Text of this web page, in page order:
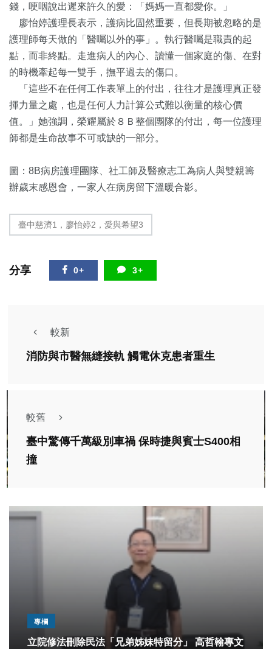
錢，哽咽說出遲來許久的愛：「媽媽一直都愛你。」
廖怡婷護理長表示，護病比固然重要，但長期被忽略的是
護理師每天做的「醫囑以外的事」。執行醫囑是職責的起
點，而非終點。走進病人的內心、讀懂一個家庭的傷、在對
的時機牽起每一雙手，撫平過去的傷口。
「這些不在任何工作表單上的付出，往往才是護理真正發
揮力量之處，也是任何人力計算公式難以衡量的核心價
值。」她強調，榮耀屬於８Ｂ整個團隊的付出，每一位護理
師都是生命故事不可或缺的一部分。
圖：8B病房護理團隊、社工師及醫療志工為病人與雙親籌
辦歲末感恩會，一家人在病房留下溫暖合影。
臺中慈濟1，廖怡婷2，愛與希望3
分享 0+ 3+
較新
消防與市醫無縫接軌 觸電休克患者重生
較舊
臺中驚傳千萬級別車禍 保時捷與賓士S400相
撞
專欄
立院修法刪除民法「兄弟姊妹特留分」 高哲翰專文